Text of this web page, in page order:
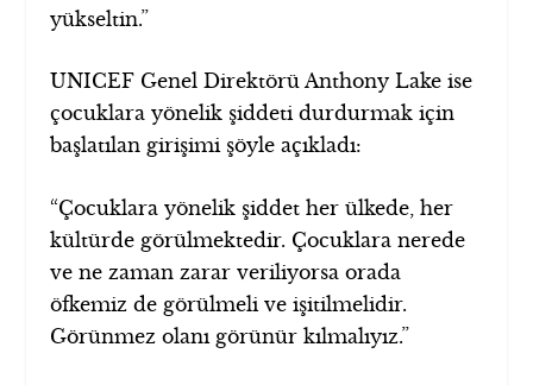
yükseltin.”
UNICEF Genel Direktörü Anthony Lake ise
çocuklara yönelik şiddeti durdurmak için
başlatılan girişimi şöyle açıkladı:
“Çocuklara yönelik şiddet her ülkede, her
kültürde görülmektedir. Çocuklara nerede
ve ne zaman zarar veriliyorsa orada
öfkemiz de görülmeli ve işitilmelidir.
Görünmez olanı görünür kılmalıyız.”